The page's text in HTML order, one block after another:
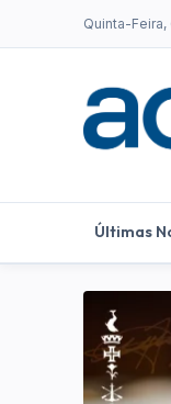
Quinta-
Últimas